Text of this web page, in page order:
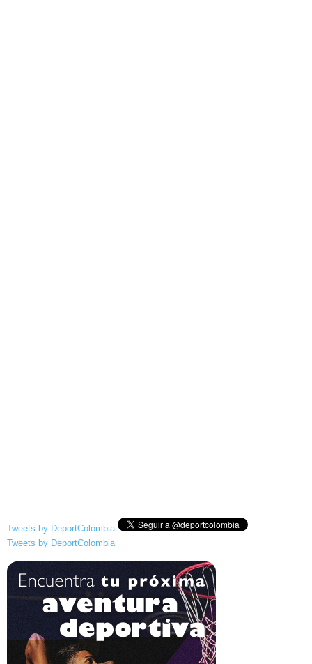
Tweets by DeportColombia
Tweets by DeportColombia